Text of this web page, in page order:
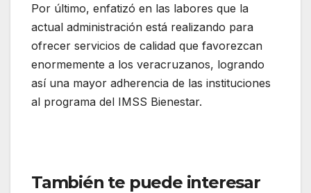
Por último, enfatizó en las labores que la
actual administración está realizando para
ofrecer servicios de calidad que favorezcan
enormemente a los veracruzanos, logrando
así una mayor adherencia de las instituciones
al programa del IMSS Bienestar.
También te puede interesar